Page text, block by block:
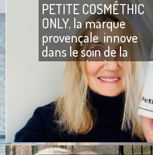
PETITE COSMÉTHIC
ONLY, la marque
provençale innove
dans le soin de la
peau et du cheveu